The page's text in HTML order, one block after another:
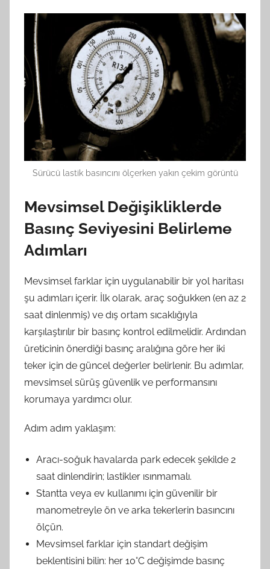
Sürücü lastik basıncını ölçerken yakın çekim görüntü
Mevsimsel Değişikliklerde
Basınç Seviyesini Belirleme
Adımları
Mevsimsel farklar için uygulanabilir bir yol haritası
şu adımları içerir. İlk olarak, araç soğukken (en az 2
saat dinlenmiş) ve dış ortam sıcaklığıyla
karşılaştırılır bir basınç kontrol edilmelidir. Ardından
üreticinin önerdiği basınç aralığına göre her iki
teker için de güncel değerler belirlenir. Bu adımlar,
mevsimsel sürüş güvenlik ve performansını
korumaya yardımcı olur.
Adım adım yaklaşım:
Aracı-soğuk havalarda park edecek şekilde 2
saat dinlendirin; lastikler ısınmamalı.
Stantta veya ev kullanımı için güvenilir bir
manometreyle ön ve arka tekerlerin basıncını
ölçün.
Mevsimsel farklar için standart değişim
beklentisini bilin: her 10°C değişimde basınç